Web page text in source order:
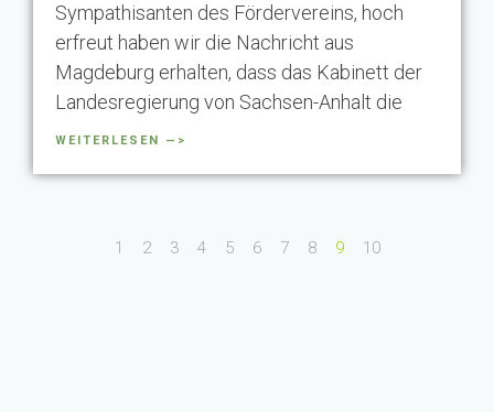
Sympathisanten des Fördervereins, hoch
erfreut haben wir die Nachricht aus
Magdeburg erhalten, dass das Kabinett der
Landesregierung von Sachsen-Anhalt die
WEITERLESEN —>
1 2 3 4 5 6 7 8 9 10